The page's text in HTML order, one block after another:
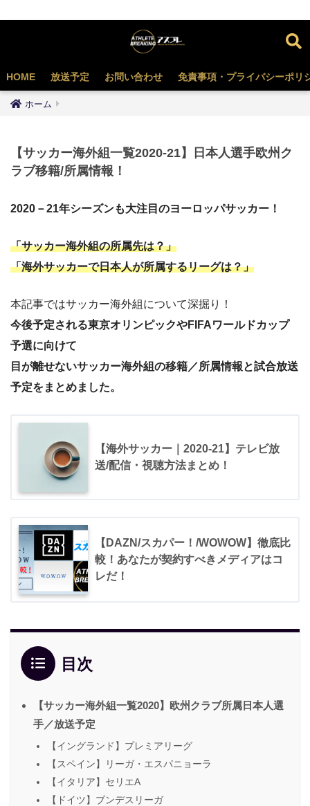
HOME 放送予定 お問い合わせ 免責事項・プライバシーポリ
ホーム
【サッカー海外組一覧2020-21】日本人選手欧州ク
ラブ移籍/所属情報！
2020－21年シーズンも大注目のヨーロッパサッカー！
「サッカー海外組の所属先は？」
「海外サッカーで日本人が所属するリーグは？」
本記事ではサッカー海外組について深掘り！
今後予定される東京オリンピックやFIFAワールドカップ
予選に向けて
目が離せないサッカー海外組の移籍／所属情報と試合放送
予定をまとめました。
【海外サッカー｜2020-21】テレビ放
送/配信・視聴方法まとめ！
【DAZN/スカパー！/WOWOW】徹底比
較！あなたが契約すべきメディアはコ
レだ！
目次
【サッカー海外組一覧2020】欧州クラブ所属日本人選
手／放送予定
【イングランド】プレミアリーグ
【スペイン】リーガ・エスパニョーラ
【イタリア】セリエA
【ドイツ】ブンデスリーガ